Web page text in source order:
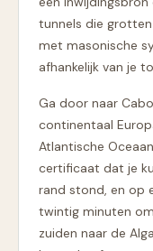
tunnels die grotten
met masonische
afhankelijk van je
Ga door naar
continentaal
Atlantische
certificaat dat je
rand stond, en op
twintig minuten
zuiden naar de